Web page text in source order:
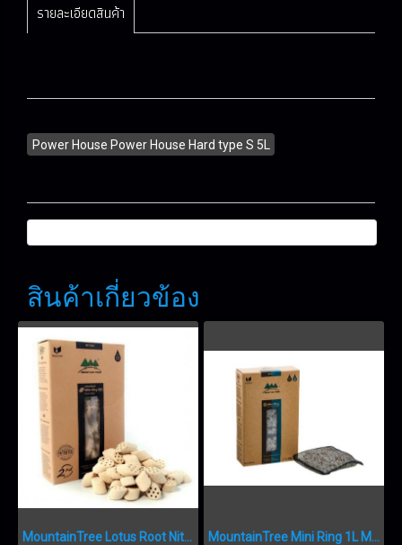
รายละเอียดสินค้า
Power House Power House Hard type S 5L
สินค้าเกี่ยวข้อง
MountainTree Lotus Root Nitro Ring II MTF209 MountainTree Mini Ring 1L MTF225